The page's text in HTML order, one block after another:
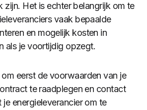
zijn. Het is echter belangrijk om te
vaak bepaalde
en mogelijk kosten in
als je voortijdig opzegt.
eerst de voorwaarden van je
te raadplegen en contact
je energieleverancier om te